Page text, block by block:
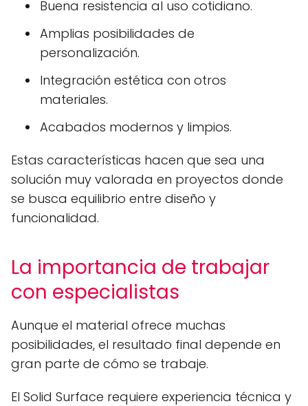
Buena resistencia al uso cotidiano.
Amplias posibilidades de
personalización.
Integración estética con otros
materiales.
Acabados modernos y limpios.
Estas características hacen que sea una
solución muy valorada en proyectos donde
se busca equilibrio entre diseño y
funcionalidad.
La importancia de trabajar
con especialistas
Aunque el material ofrece muchas
posibilidades, el resultado final depende en
gran parte de cómo se trabaje.
El Solid Surface requiere experiencia técnica y